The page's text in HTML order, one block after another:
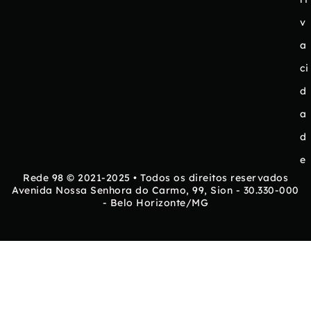
v
a
ci
d
a
d
e
Rede 98 © 2021-2025 • Todos os direitos reservados
Avenida Nossa Senhora do Carmo, 99, Sion - 30.330-000
- Belo Horizonte/MG